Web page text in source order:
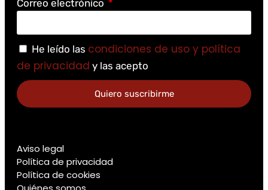
Correo electrónico
He leído las condiciones de uso y política
de privacidad y las acepto
Quiero suscribirme
Aviso legal
Política de privacidad
Política de cookies